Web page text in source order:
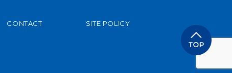
CONTACT SITE POLICY